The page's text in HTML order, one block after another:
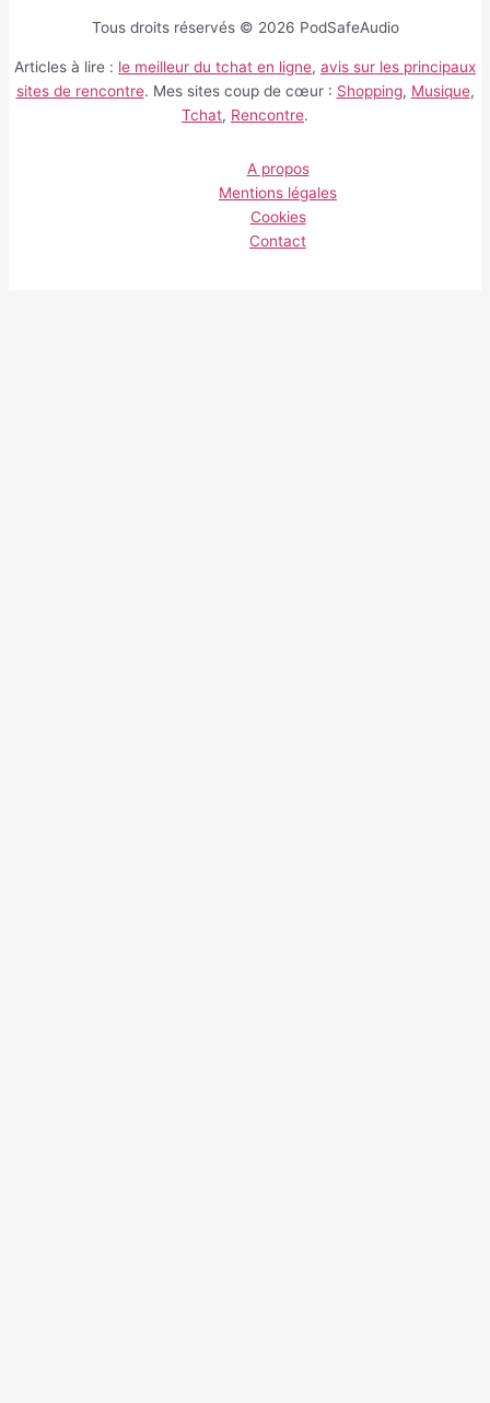
Tous droits réservés © 2026 PodSafeAudio
Articles à lire : le meilleur du tchat en ligne, avis sur les principaux
sites de rencontre. Mes sites coup de cœur : Shopping, Musique,
Tchat, Rencontre.
A propos
Mentions légales
Cookies
Contact